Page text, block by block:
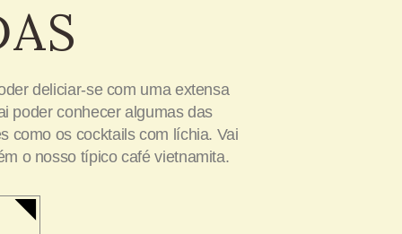
deliciar-se com uma extensa
poder conhecer algumas das
como os cocktails com líchia. Vai
o nosso típico café vietnamita.